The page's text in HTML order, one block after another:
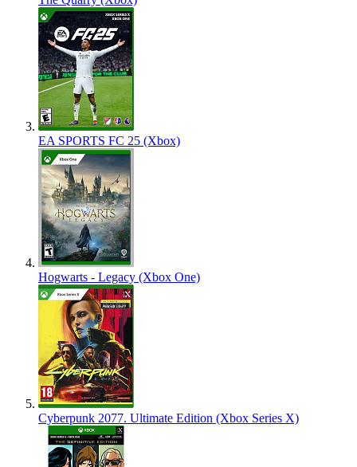
EA SPORTS FC 25 (Xbox)
Hogwarts - Legacy (Xbox One)
Cyberpunk 2077. Ultimate Edition (Xbox Series X)